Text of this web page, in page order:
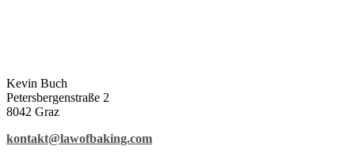
Kevin Buch
Petersbergenstraße 2
8042 Graz
kontakt@lawofbaking.com